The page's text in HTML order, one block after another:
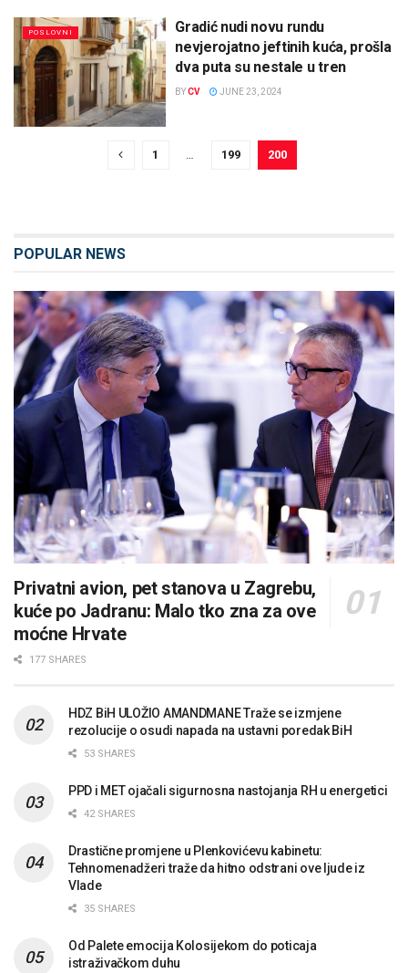
POSLOVNI
Gradić nudi novu rundu
nevjerojatno jeftinih kuća, prošla
dva puta su nestale u tren
BYCV JUNE 23, 2024
1 199 200
POPULAR NEWS
Privatni avion, pet stanova u Zagrebu,
kuće po Jadranu: Malo tko zna za ove
moćne Hrvate
177 SHARES
HDZ BiH ULOŽIO AMANDMANE Traže se izmjene
rezolucije o osudi napada na ustavni poredak BiH
53 SHARES
PPD i MET ojačali sigurnosna nastojanja RH u energetici
42 SHARES
Drastične promjene u Plenkovićevu kabinetu:
Tehnomenadžeri traže da hitno odstrani ove ljude iz
Vlade
35 SHARES
Od Palete emocija Kolosijekom do poticaja
istraživačkom duhu